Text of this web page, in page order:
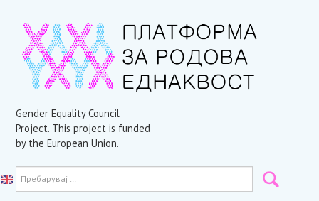
Gender Equality Council
Project. This project is funded
by the European Union.